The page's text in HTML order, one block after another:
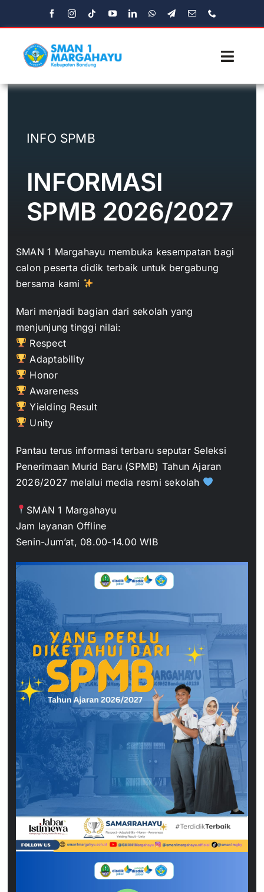
Profil
Aplikasi
INFO SPMB
INFORMASI
SPMB 2026/2027
SMAN 1 Margahayu membuka kesempatan bagi
calon peserta didik terbaik untuk bergabung
bersama kami
Mari menjadi bagian dari sekolah yang
menjunjung tinggi nilai:
Respect
Adaptability
Honor
Awareness
Yielding Result
Unity
Pantau terus informasi terbaru seputar Seleksi
Penerimaan Murid Baru (SPMB) Tahun Ajaran
2026/2027 melalui media resmi sekolah
SMAN 1 Margahayu
Jam layanan Offline
Senin-Jum’at, 08.00-14.00 WIB